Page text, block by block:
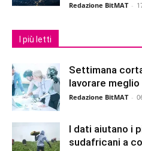
Redazione BitMAT -
I più letti
Settimana
lavorare meglio
Redazione BitMAT -
I dati aiutano i
sudafricani a